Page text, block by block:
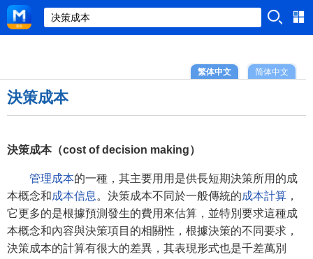
简体中文
繁体中文
決策成本
決策成本（cost of decision making）
管理成本的一種，其主要用用是供長短期決策所用的成
本概念和成本信息 。決策成本不同於一般傳統的成本計算 ，
它更多的是根據預測發生的費用來估算，並特別要求這種成
本概念和內容與決策項目的相關性，根據決策的不同要求，
決策成本的計算有很大的差異，其表現形式也是千差萬別